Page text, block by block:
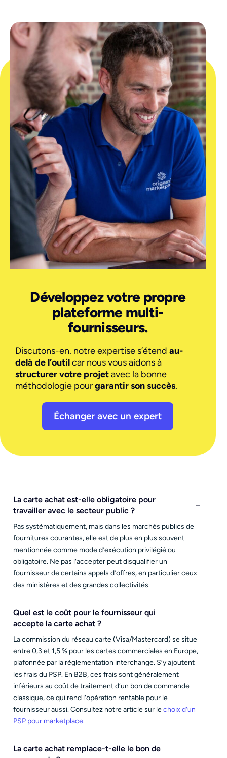
Développez votre propre
plateforme multi-
fournisseurs.
Discutons-en. notre expertise s’étend au-
delà de l’outilcar nous vous aidons à
structurer votre projetavec la bonne
méthodologie pourgarantir son succès.
Échanger avec un expert
La carte achat est-elle obligatoire pour
travailler avec le secteur public ?
Pas systématiquement, mais dans les marchés publics de
fournitures courantes, elle est de plus en plus souvent
mentionnée comme mode d’exécution privilégié ou
obligatoire. Ne pas l’accepter peut disqualifier un
fournisseur de certains appels d’offres, en particulier ceux
des ministères et des grandes collectivités.
Quel est le coût pour le fournisseur qui
accepte la carte achat ?
La commission du réseau carte (Visa/Mastercard) se situe
entre 0,3 et 1,5 % pour les cartes commerciales en Europe,
plafonnée par la réglementation interchange. S’y ajoutent
les frais du PSP. En B2B, ces frais sont généralement
inférieurs au coût de traitement d’un bon de commande
classique, ce qui rend l’opération rentable pour le
fournisseur aussi. Consultez notre article sur lechoix d’un
PSP pour marketplace.
La carte achat remplace-t-elle le bon de
Demander une démo